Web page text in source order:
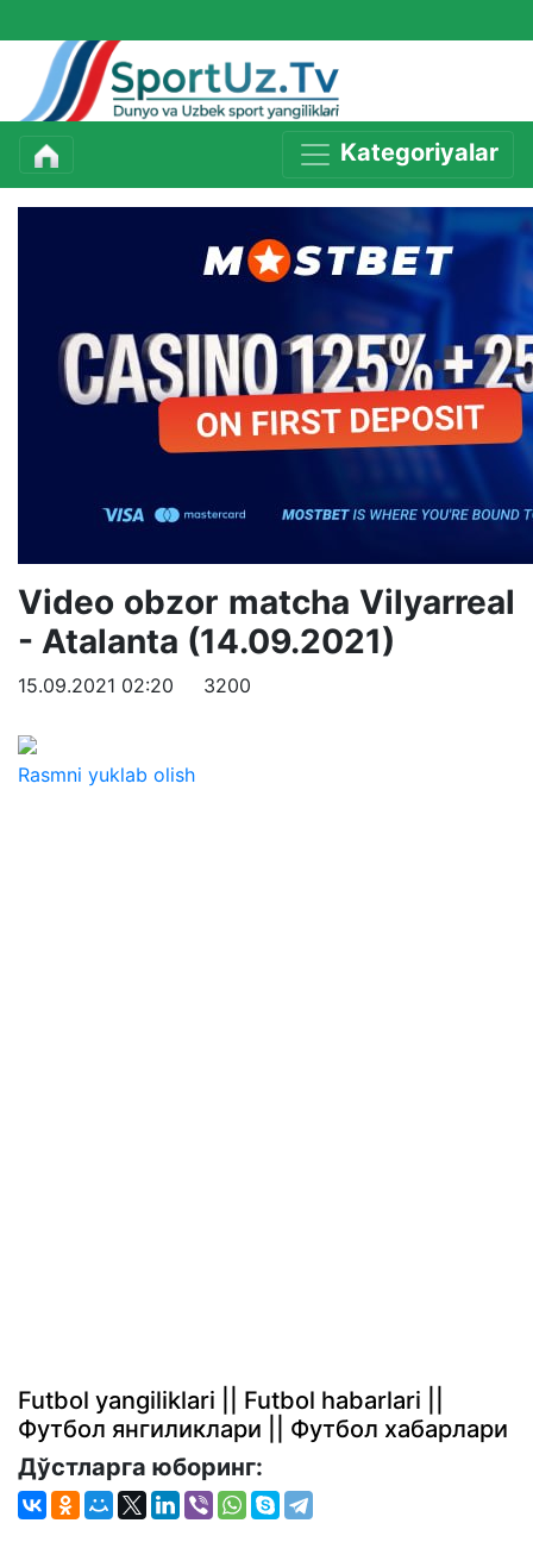
Kategoriyalar
Video obzor matcha Vilyarreal
- Atalanta (14.09.2021)
15.09.2021 02:20 3200
Rasmni yuklab olish
Futbol yangiliklari || Futbol habarlari ||
Футбол янгиликлари || Футбол хабарлари
Дўстларга юборинг: